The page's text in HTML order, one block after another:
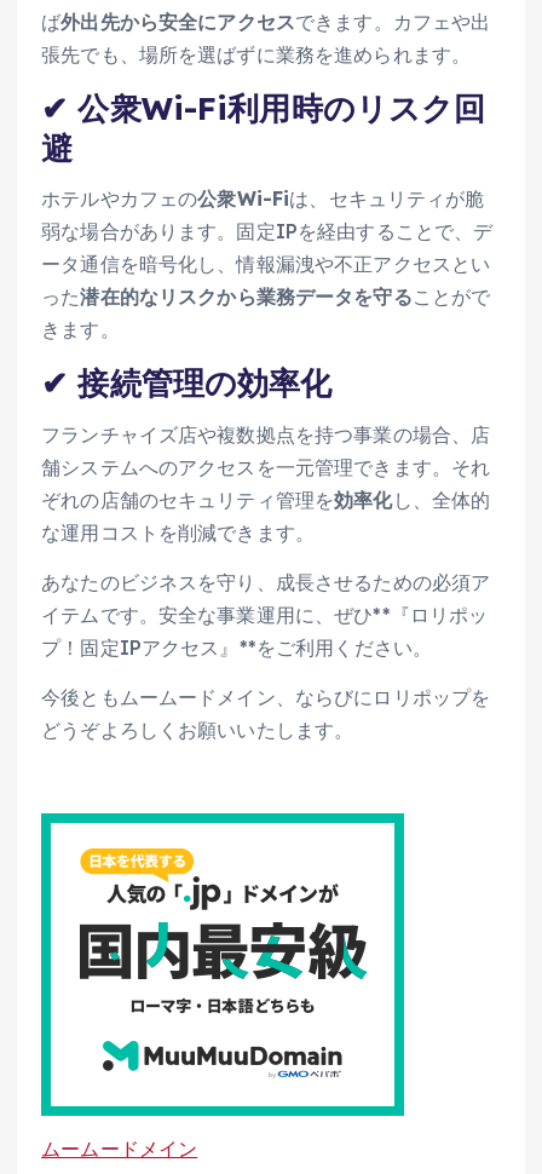
ば外出先から安全にアクセスできます。カフェや出
張先でも、場所を選ばずに業務を進められます。
✔ 公衆Wi-Fi利用時のリスク回
避
ホテルやカフェの公衆Wi-Fiは、セキュリティが脆
弱な場合があります。固定IPを経由することで、デ
ータ通信を暗号化し、情報漏洩や不正アクセスとい
った潜在的なリスクから業務データを守ることがで
きます。
✔ 接続管理の効率化
フランチャイズ店や複数拠点を持つ事業の場合、店
舗システムへのアクセスを一元管理できます。それ
ぞれの店舗のセキュリティ管理を効率化し、全体的
な運用コストを削減できます。
あなたのビジネスを守り、成長させるための必須ア
イテムです。安全な事業運用に、ぜひ**『ロリポッ
プ！固定IPアクセス』**をご利用ください。
今後ともムームードメイン、ならびにロリポップを
どうぞよろしくお願いいたします。
ムームードメイン